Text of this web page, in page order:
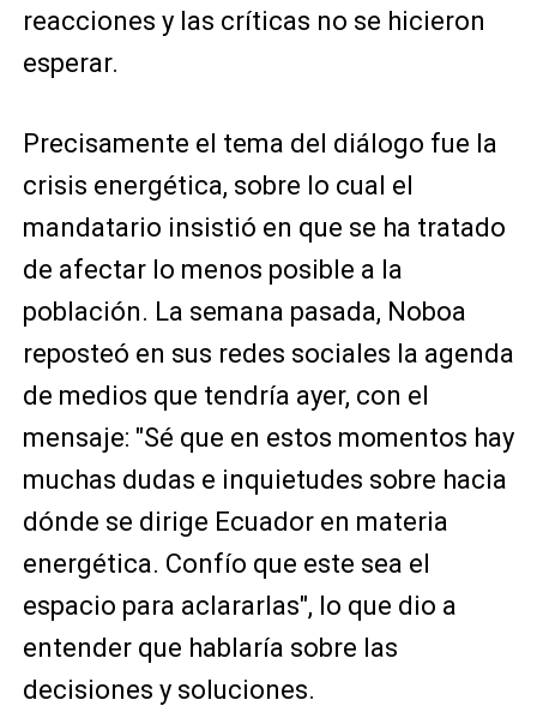
reacciones y las críticas no se hicieron
esperar.
Precisamente el tema del diálogo fue la
crisis energética, sobre lo cual el
mandatario insistió en que se ha tratado
de afectar lo menos posible a la
población. La semana pasada, Noboa
reposteó en sus redes sociales la agenda
de medios que tendría ayer, con el
mensaje: "Sé que en estos momentos hay
muchas dudas e inquietudes sobre hacia
dónde se dirige Ecuador en materia
energética. Confío que este sea el
espacio para aclararlas", lo que dio a
entender que hablaría sobre las
decisiones y soluciones.